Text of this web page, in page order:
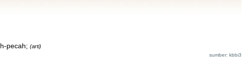
pecah; (arti)
sumber: kbbi3